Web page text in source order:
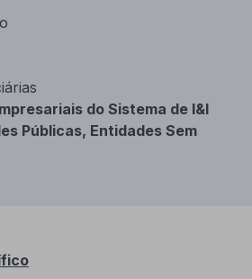
do Sistema de I&I
Públicas, Entidades Sem